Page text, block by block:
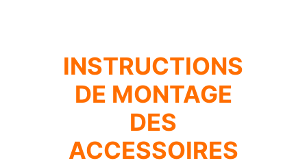
INSTRUCTIONS
DE MONTAGE
DES
ACCESSOIRES